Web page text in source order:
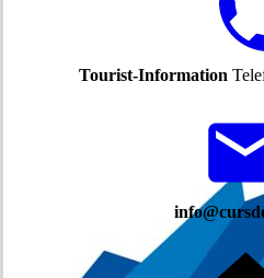
Tourist-Information